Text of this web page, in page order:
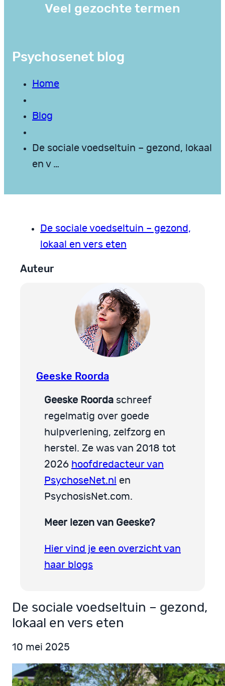
Veel gezochte termen
Psychosenet blog
Home
Blog
De sociale voedseltuin – gezond, lokaal
en v …
De sociale voedseltuin – gezond,
lokaal en vers eten
Auteur
Geeske Roorda
Geeske Roorda schreef
regelmatig over goede
hulpverlening, zelfzorg en
herstel. Ze was van 2018 tot
2026 hoofdredacteur van
PsychoseNet.nl en
PsychosisNet.com.
Meer lezen van Geeske?
Hier vind je een overzicht van
haar blogs
De sociale voedseltuin – gezond,
lokaal en vers eten
10 mei 2025